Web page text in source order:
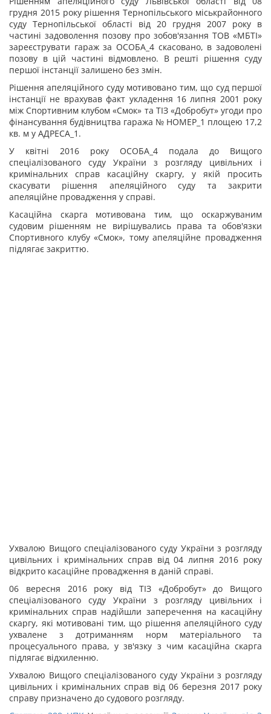
грудня 2015 року рішення Тернопільського міськрайонного
суду Тернопільської області від 20 грудня 2007 року в
частині задоволення позову про зобов'язання ТОВ «МБТІ»
зареєструвати гараж за ОСОБА_4 скасовано, в задоволені
позову в цій частині відмовлено. В решті рішення суду
першої інстанції залишено без змін.
Рішення апеляційного суду мотивовано тим, що суд першої
інстанції не врахував факт укладення 16 липня 2001 року
між Спортивним клубом «Смок» та ТІЗ «Добробут» угоди про
фінансування будівництва гаража № НОМЕР_1 площею 17,2
кв. м у АДРЕСА_1.
У квітні 2016 року ОСОБА_4 подала до Вищого
спеціалізованого суду України з розгляду цивільних і
кримінальних справ касаційну скаргу, у якій просить
скасувати рішення апеляційного суду та закрити
апеляційне провадження у справі.
Касаційна скарга мотивована тим, що оскаржуваним
судовим рішенням не вирішувались права та обов'язки
Спортивного клубу «Смок», тому апеляційне провадження
підлягає закриттю.
Ухвалою Вищого спеціалізованого суду України з розгляду
цивільних і кримінальних справ від 04 липня 2016 року
відкрито касаційне провадження в даній справі.
06 вересня 2016 року від ТІЗ «Добробут» до Вищого
спеціалізованого суду України з розгляду цивільних і
кримінальних справ надійшли заперечення на касаційну
скаргу, які мотивовані тим, що рішення апеляційного суду
ухвалене з дотриманням норм матеріального та
процесуального права, у зв'язку з чим касаційна скарга
підлягає відхиленню.
Ухвалою Вищого спеціалізованого суду України з розгляду
цивільних і кримінальних справ від 06 березня 2017 року
справу призначено до судового розгляду.